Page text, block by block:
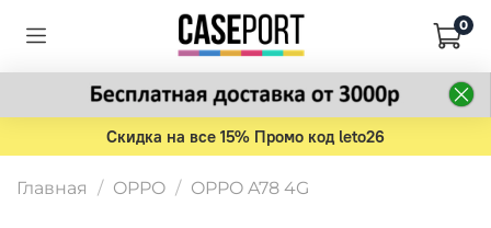
0
Скидка на все 15% Промо код leto26
Главная OPPO OPPO A78 4G